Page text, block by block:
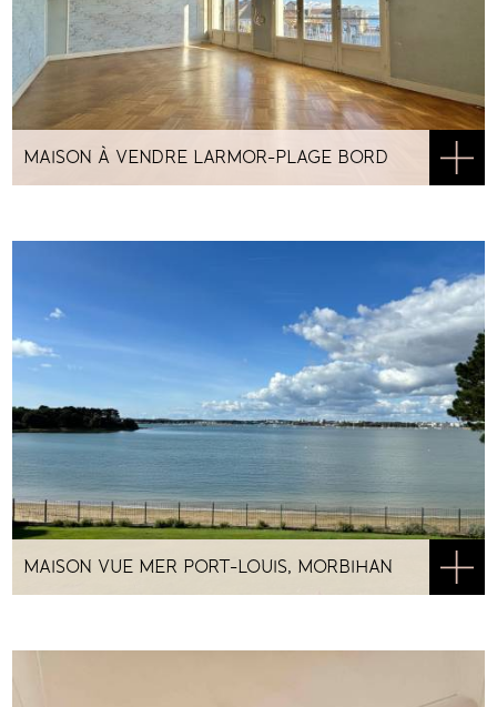
MAISON À VENDRE LARMOR-PLAGE BORD
MAISON VUE MER PORT-LOUIS, MORBIHAN